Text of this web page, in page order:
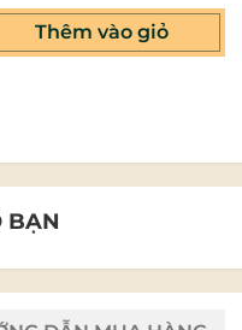
Thêm vào giỏ
BẠN